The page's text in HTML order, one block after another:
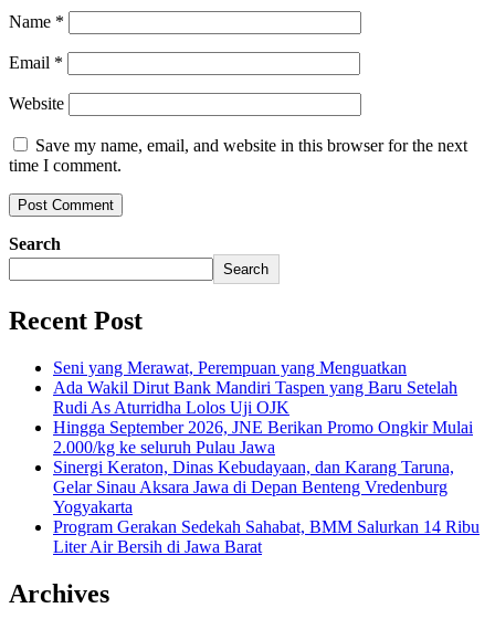
Name *
Email *
Website
Save my name, email, and website in this browser for the next
time I comment.
Search
Search
Recent Post
Seni yang Merawat, Perempuan yang Menguatkan
Ada Wakil Dirut Bank Mandiri Taspen yang Baru Setelah
Rudi As Aturridha Lolos Uji OJK
Hingga September 2026, JNE Berikan Promo Ongkir Mulai
2.000/kg ke seluruh Pulau Jawa
Sinergi Keraton, Dinas Kebudayaan, dan Karang Taruna,
Gelar Sinau Aksara Jawa di Depan Benteng Vredenburg
Yogyakarta
Program Gerakan Sedekah Sahabat, BMM Salurkan 14 Ribu
Liter Air Bersih di Jawa Barat
Archives